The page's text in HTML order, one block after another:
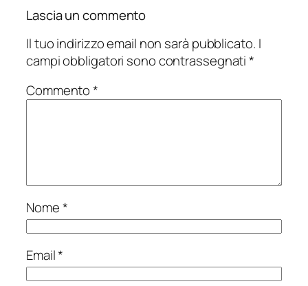
Lascia un commento
Il tuo indirizzo email non sarà pubblicato. I
campi obbligatori sono contrassegnati*
Commento*
Nome*
Email*